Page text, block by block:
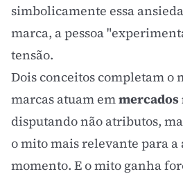
simbolicamente essa
marca, a pessoa
tensão.
Dois conceitos completam o
marcas atuam em
disputando não atributos,
o mito mais relevante para a
momento. E o mito ganha